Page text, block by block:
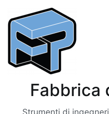
contenuto
Fabbrica
Strumenti di